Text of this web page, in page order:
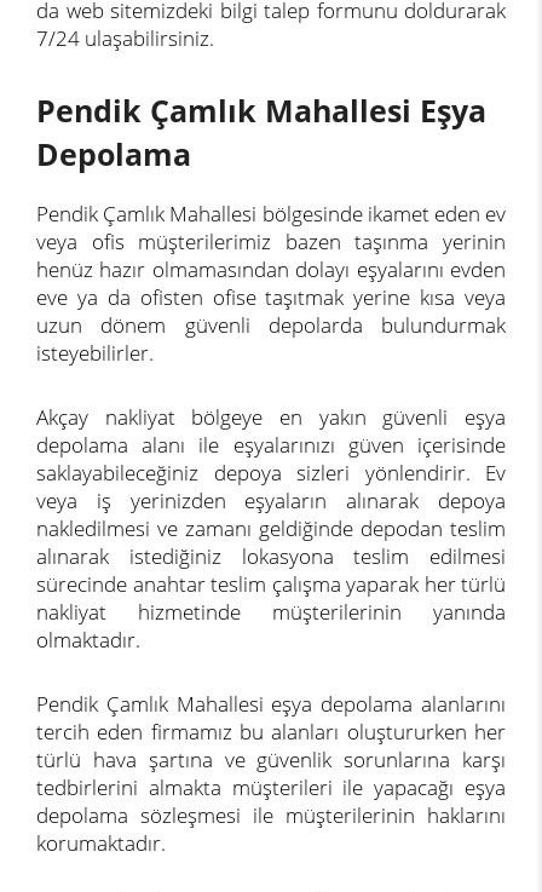
da web sitemizdeki bilgi talep formunu doldurarak
7/24 ulaşabilirsiniz.
Pendik Çamlık Mahallesi Eşya
Depolama
Pendik Çamlık Mahallesi bölgesinde ikamet eden ev
veya ofis müşterilerimiz bazen taşınma yerinin
henüz hazır olmamasından dolayı eşyalarını evden
eve ya da ofisten ofise taşıtmak yerine kısa veya
uzun dönem güvenli depolarda bulundurmak
isteyebilirler.
Akçay nakliyat bölgeye en yakın güvenli eşya
depolama alanı ile eşyalarınızı güven içerisinde
saklayabileceğiniz depoya sizleri yönlendirir. Ev
veya iş yerinizden eşyaların alınarak depoya
nakledilmesi ve zamanı geldiğinde depodan teslim
alınarak istediğiniz lokasyona teslim edilmesi
sürecinde anahtar teslim çalışma yaparak her türlü
nakliyat hizmetinde müşterilerinin yanında
olmaktadır.
Pendik Çamlık Mahallesi eşya depolama alanlarını
tercih eden firmamız bu alanları oluştururken her
türlü hava şartına ve güvenlik sorunlarına karşı
tedbirlerini almakta müşterileri ile yapacağı eşya
depolama sözleşmesi ile müşterilerinin haklarını
korumaktadır.